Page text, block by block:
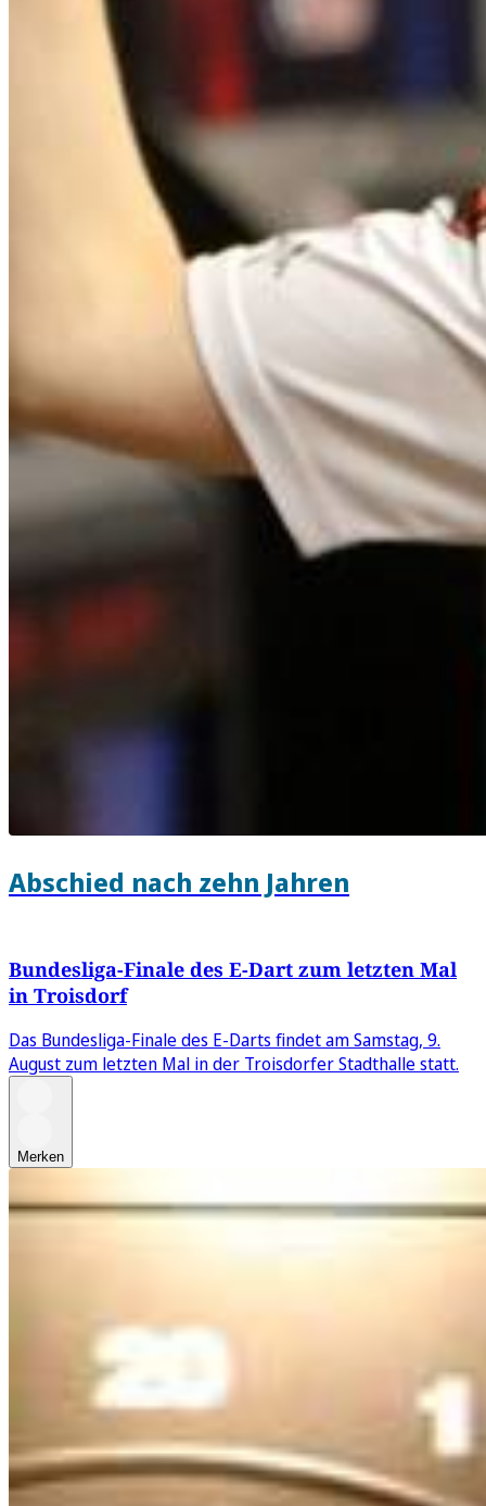
Abschied nach zehn Jahren
Bundesliga-Finale des E-Dart zum letzten Mal
in Troisdorf
Das Bundesliga-Finale des E-Darts findet am Samstag, 9.
August zum letzten Mal in der Troisdorfer Stadthalle statt.
Merken